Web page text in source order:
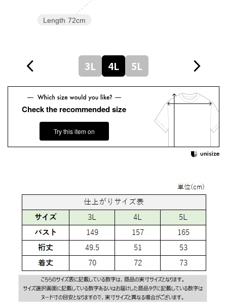
Length 72cm
3L 4L 5L
Check the recommended size
Try this item on